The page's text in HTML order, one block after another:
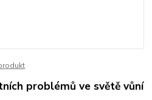
problémů ve světě vůní